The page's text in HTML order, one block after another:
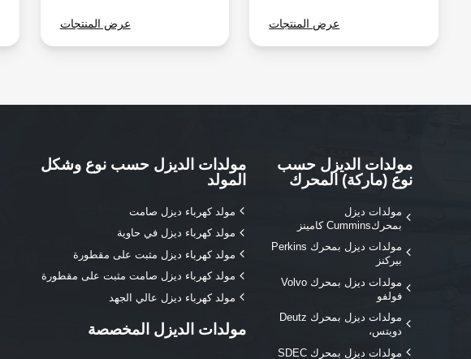
عرض المنتجات عرض المنتجات
مولدات الديزل حسب
نوع (ماركة) المحرك
مولدات ديزل
بمحركCummins كامينز
مولدات ديزل بمحرك Perkins
بيركنز
مولدات ديزل بمحرك Volvo
فولفو
مولدات ديزل بمحرك Deutz
دويتس،
مولدات ديزل بمحرك SDEC
مولدات الديزل حسب نوع وشكل
المولد
مولد كهرباء ديزل صامت
مولد كهرباء ديزل في حاوية
مولد كهرباء ديزل مثبت على مقطورة
مولد كهرباء ديزل صامت مثبت على مقطورة
مولد كهرباء ديزل عالي الجهد
مولدات الديزل المخصصة